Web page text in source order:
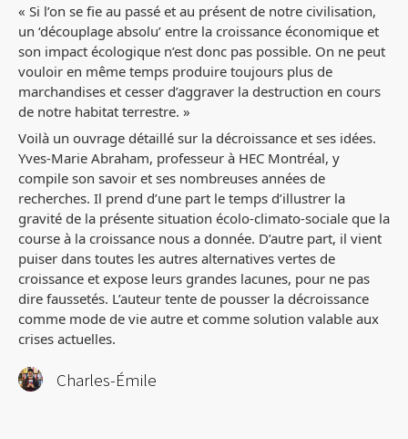
« Si l’on se fie au passé et au présent de notre civilisation,
un ‘découplage absolu’ entre la croissance économique et
son impact écologique n’est donc pas possible. On ne peut
vouloir en même temps produire toujours plus de
marchandises et cesser d’aggraver la destruction en cours
de notre habitat terrestre. »
Voilà un ouvrage détaillé sur la décroissance et ses idées.
Yves-Marie Abraham, professeur à HEC Montréal, y
compile son savoir et ses nombreuses années de
recherches. Il prend d’une part le temps d’illustrer la
gravité de la présente situation écolo-climato-sociale que la
course à la croissance nous a donnée. D’autre part, il vient
puiser dans toutes les autres alternatives vertes de
croissance et expose leurs grandes lacunes, pour ne pas
dire faussetés. L’auteur tente de pousser la décroissance
comme mode de vie autre et comme solution valable aux
crises actuelles.
Charles-Émile